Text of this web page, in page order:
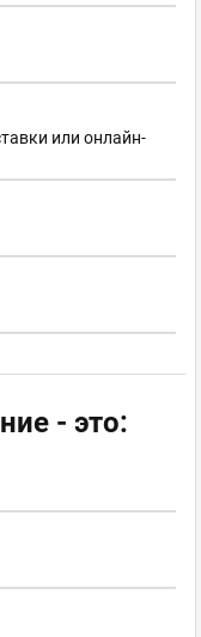
или онлайн-
- это: